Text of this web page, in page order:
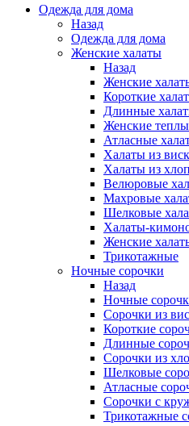
Одежда для дома
Назад
Одежда для дома
Женские халаты
Назад
Женские
Короткие
Длинные
Женские
Атласные
Халаты из
Халаты из
Велюровые
Махровые
Шелковые
Халаты-
Женские
Трикотажные
Ночные сорочки
Назад
Ночные
Сорочки из
Короткие
Длинные
Сорочки из
Шелковые
Атласные
Сорочки с
Трикотажные